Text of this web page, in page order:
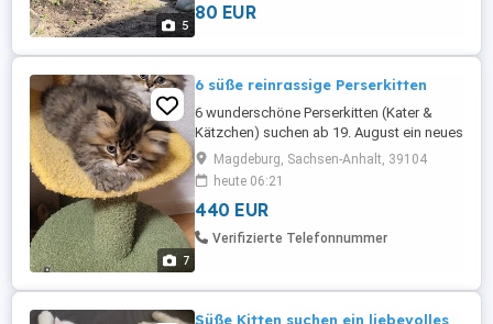
5
fressen gut , somit dürfen sie in ihr neues
umziehen . Im ...
80 EUR
7
6 süße reinrassige Perserkitten
6 wunderschöne Perserkitten (Kater &
Kätzchen) suchen ab 19. August ein neues
Zuhause! Hallo an alle Katzenliebhaber!
Unsere Katze hat 6 wunderschöne,
reinrassige Perser-Kitten zur Welt
gebracht. Die Kleinen wachsen mitten bei
uns in der Familie auf, werden mit viel
Magdeburg, Sachsen-Anhalt, 39104
heute 06:21
440 EUR
Verifizierte Telefonnummer
Süße Kitten suchen ein liebevolles